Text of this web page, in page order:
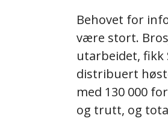
Behovet for
være stort.
utarbeidet, fikk
distribuert
med 130 000
og trutt, og